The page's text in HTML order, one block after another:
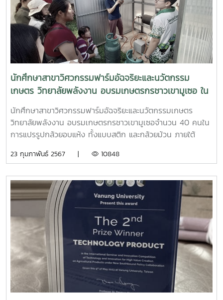
นักศึกษาสาขาวิศวกรรมฟาร์มอัฉจริยะและนวัตกรรม
เกษตร วิทยาลัยพลังงาน อบรมเกษตรกรชาวเขามูเซอ ใน
การแปรรูปกล้วยอบแห้ง ทั้งแบบสติก และกล้วยม้วน ภาย
ใต้โครงการ RU ขยายผลโรงอบแสงอาทิตย์ระบบความ
ร้อนเสริม
นักศึกษาสาขาวิศวกรรมฟาร์มอัฉจริยะและนวัตกรรมเกษตร
วิทยาลัยพลังงาน อบรมเกษตรกรชาวเขามูเซอจำนวน 40 คนใน
การแปรรูปกล้วยอบแห้ง ทั้งแบบสติก และกล้วยม้วน ภายใต้
รับทุนอุดหนุนจาก สวก. ประจำปีงบประมาณ 2566โรงอบแสง
แปรรูปกล้วยได้ครั้งละ 350-500 กิโลกรัม (ได้ผลิตภัณฑ์ 100-
120 กิโลกรัม) ต่อรอบการผลิตปัจจุบันได้นำผลิตภัณฑ์จำหน่ายที่
โป่งน้ำร้อนให้นักท่องเทียว และมูลนิธิโครงการหลวงช่วยจำหน่าย
จนมีรายได้ปีละ 60,000 บาท จากเดิมไม่มีรายได้เลย.....สอดคล้อง
กับ โครงการหลวงโมเดล....
23 กุมภาพันธ์ 2567 | 10848